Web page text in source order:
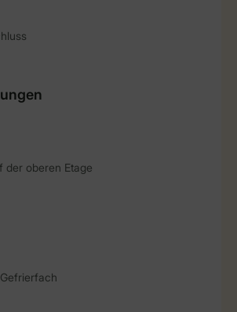
der oberen Etage